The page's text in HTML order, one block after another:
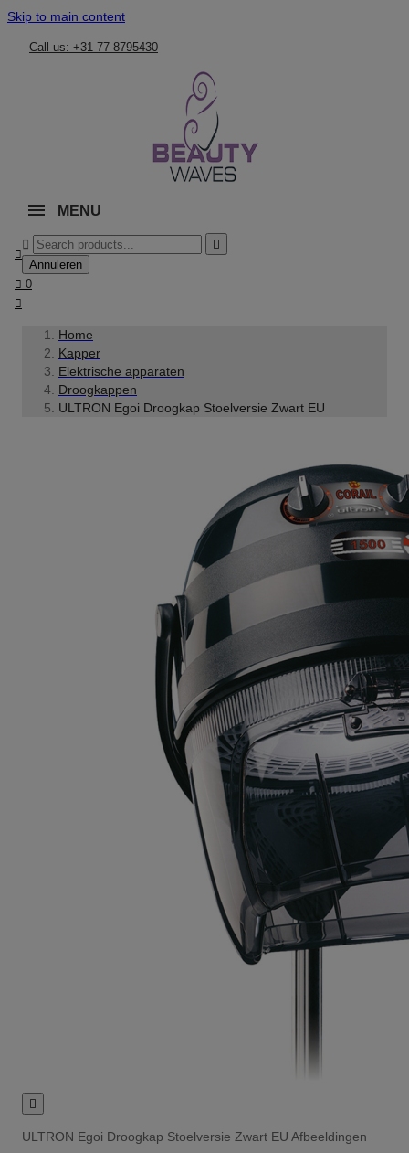
Skip to main content
Call us: +31 77 8795430
MENU



Annuleren
 0

Home
Kapper
Elektrische apparaten
Droogkappen
ULTRON Egoi Droogkap Stoelversie Zwart EU

ULTRON Egoi Droogkap Stoelversie Zwart EU Afbeeldingen